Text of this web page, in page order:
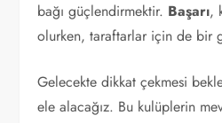
bağı güçlendirmektir. Başarı,
olurken, taraftarlar için de bir
Gelecekte dikkat çekmesi
ele alacağız. Bu kulüplerin